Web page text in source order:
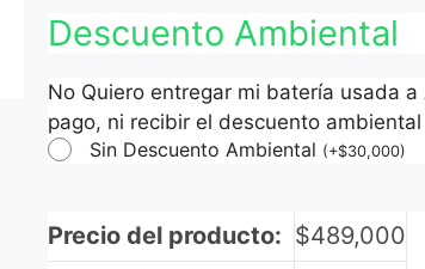
Descuento Ambiental
No Quiero entregar mi batería usada
pago, ni recibir el descuento
Sin Descuento Ambiental (+$30,000)
Precio del producto: $489,000